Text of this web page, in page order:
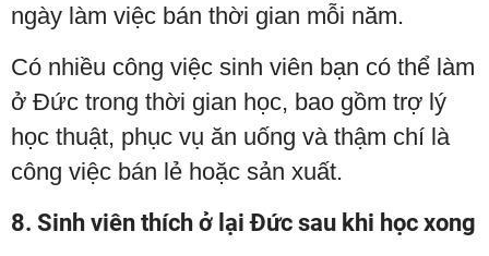
ngày làm việc bán thời gian mỗi năm.
Có nhiều công việc sinh viên bạn có thể làm
ở Đức trong thời gian học, bao gồm trợ lý
học thuật, phục vụ ăn uống và thậm chí là
công việc bán lẻ hoặc sản xuất.
8. Sinh viên thích ở lại Đức sau khi học xong